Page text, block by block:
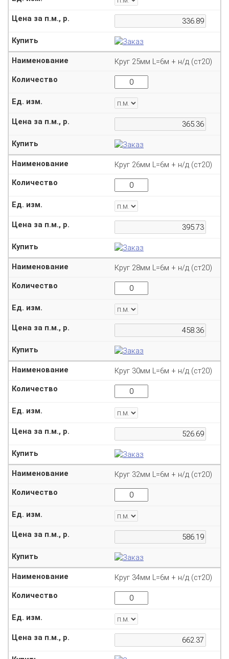
Круг 25мм L=6м + н/д (ст20)
Круг 26мм L=6м + н/д (ст20)
Круг 28мм L=6м + н/д (ст20)
Круг 30мм L=6м + н/д (ст20)
Круг 32мм L=6м + н/д (ст20)
Круг 34мм L=6м + н/д (ст20)